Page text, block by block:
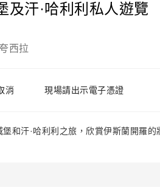
及汗·哈利利私人遊覽
夸西拉
消 現場請出示電子憑證
和汗·哈利利之旅，欣賞伊斯蘭開羅